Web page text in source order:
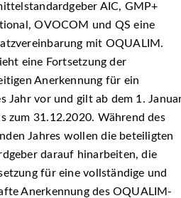
AIC, GMP+
OVOCOM und QS eine
mit OQUALIM.
eine Fortsetzung der
Anerkennung für ein
Jahr vor und gilt ab dem 1.
zum 31.12.2020. Während des
Jahres wollen die beteiligten
darauf hinarbeiten, die
für eine vollständige und
Anerkennung des OQUALIM-